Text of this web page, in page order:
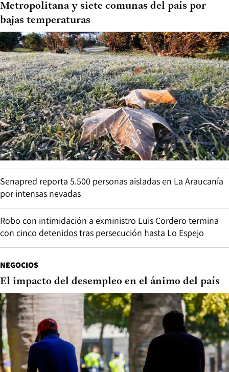
Metropolitana y siete comunas del país por
bajas temperaturas
Senapred reporta 5.500 personas aisladas en La Araucanía
por intensas nevadas
Robo con intimidación a exministro Luis Cordero termina
con cinco detenidos tras persecución hasta Lo Espejo
NEGOCIOS
El impacto del desempleo en el ánimo del país